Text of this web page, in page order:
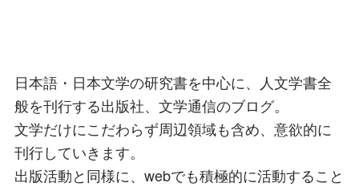
日本語・日本文学の研究書を中心に、人文学書全
般を刊行する出版社、文学通信のブログ。
文学だけにこだわらず周辺領域も含め、意欲的に
刊行していきます。
出版活動と同様に、webでも積極的に活動すること